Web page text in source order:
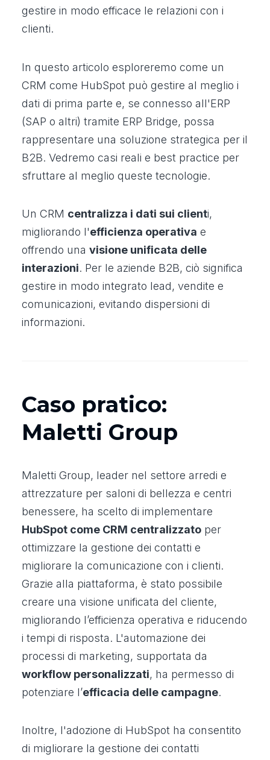
gestire in modo efficace le relazioni con i
clienti.
In questo articolo esploreremo come un
CRM come HubSpot può gestire al meglio i
dati di prima parte e, se connesso all'ERP
(SAP o altri) tramite ERP Bridge, possa
rappresentare una soluzione strategica per il
B2B. Vedremo casi reali e best practice per
sfruttare al meglio queste tecnologie.
Un CRM centralizza i dati sui clienti,
migliorando l'efficienza operativa e
offrendo una visione unificata delle
interazioni. Per le aziende B2B, ciò significa
gestire in modo integrato lead, vendite e
comunicazioni, evitando dispersioni di
informazioni.
Caso pratico:
Maletti Group
Maletti Group, leader nel settore arredi e
attrezzature per saloni di bellezza e centri
benessere, ha scelto di implementare
HubSpot come CRM centralizzatoper
ottimizzare la gestione dei contatti e
migliorare la comunicazione con i clienti.
Grazie alla piattaforma, è stato possibile
creare una visione unificata del cliente,
migliorando l’efficienza operativa e riducendo
i tempi di risposta. L'automazione dei
processi di marketing, supportata da
workflow personalizzati, ha permesso di
potenziare l’efficacia delle campagne.
Inoltre, l'adozione di HubSpot ha consentito
di migliorare la gestione dei contatti